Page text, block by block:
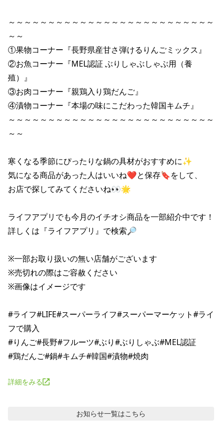
～～～～～～～～～～～～～～～～～～～～～～～～～～
～～
①果物コーナー『長野県産甘さ弾けるりんごミックス』
②お魚コーナー『MEL認証 ぶりしゃぶしゃぶ用（養
殖）』
③お肉コーナー『親鶏入り鶏だんご』
④漬物コーナー『本場の味にこだわった韓国キムチ』
～～～～～～～～～～～～～～～～～～～～～～～～～～
～～
寒くなる季節にぴったりな鍋の具材がおすすめに✨
気になる商品があった人はいいね❤と保存🔖をして、
お店で探してみてくださいね👀🌟
ライフアプリでも今月のイチオシ商品を一部紹介中です！
詳しくは『ライフアプリ』で検索🔎
※一部お取り扱いの無い店舗がございます
※売切れの際はご容赦ください
※画像はイメージです
#ライフ#LIFE#スーパーライフ#スーパーマーケット#ライ
フで購入
#りんご#長野#フルーツ#ぶり#ぶりしゃぶ#MEL認証
詳細をみる
お知らせ一覧はこちら